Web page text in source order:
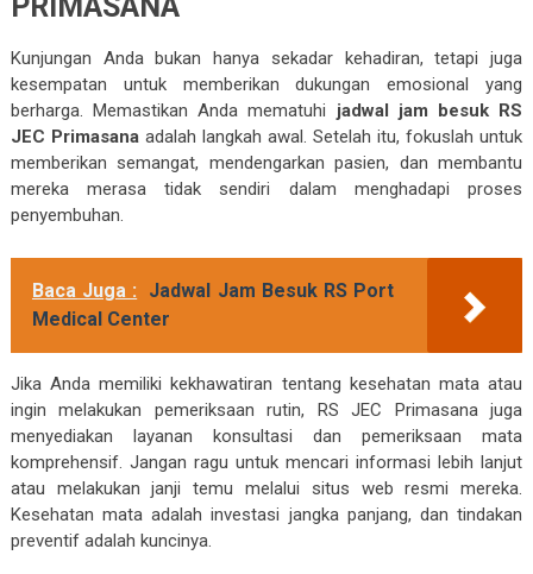
Kunjungan Anda bukan hanya sekadar kehadiran, tetapi juga
kesempatan untuk memberikan dukungan emosional yang
berharga. Memastikan Anda mematuhi jadwal jam besuk RS
JEC Primasanaadalah langkah awal. Setelah itu, fokuslah untuk
memberikan semangat, mendengarkan pasien, dan membantu
mereka merasa tidak sendiri dalam menghadapi proses
penyembuhan.
Baca Juga : Jadwal Jam Besuk RS Port
Medical Center
Jika Anda memiliki kekhawatiran tentang kesehatan mata atau
ingin melakukan pemeriksaan rutin, RS JEC Primasana juga
menyediakan layanan konsultasi dan pemeriksaan mata
komprehensif. Jangan ragu untuk mencari informasi lebih lanjut
atau melakukan janji temu melalui situs web resmi mereka.
Kesehatan mata adalah investasi jangka panjang, dan tindakan
preventif adalah kuncinya.